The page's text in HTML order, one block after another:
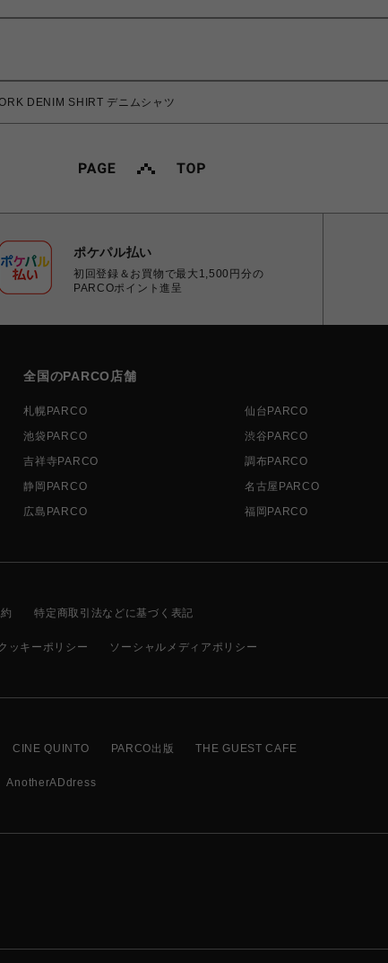
DENIM SHIRT デニムシャツ
ポケパル払い
初回登録＆お買物で最大1,500円分の
PARCOポイント進呈
全国のPARCO店舗
札幌PARCO 仙台PARCO
池袋PARCO
渋谷PARCO
吉祥寺PARCO
調布PARCO
静岡PARCO
名古屋PARCO
広島PARCO
福岡PARCO
特定商取引法などに基づく表記
クッキーポリシー ソーシャルメディアポリシー
CINE QUINTO PARCO出版 THE GUEST CAFE
AnotherADdress